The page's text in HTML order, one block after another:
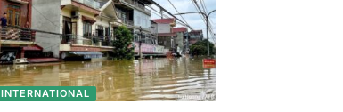
INTERNATIONAL